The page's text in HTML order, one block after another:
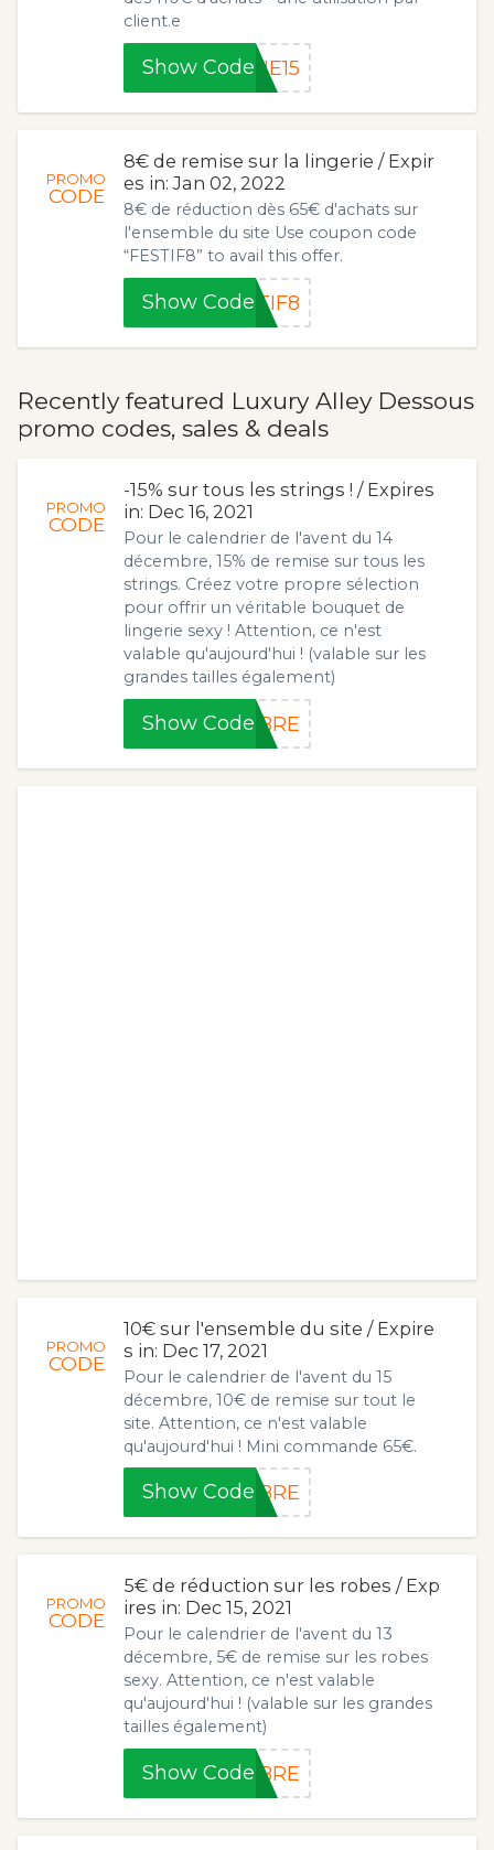
client.e
Show Code NE15
PROMO
CODE
8€ de remise sur la lingerie / Expir
es in: Jan 02, 2022
8€ de réduction dès 65€ d'achats sur
l'ensemble du site Use coupon code
“FESTIF8” to avail this offer.
Show Code TIF8
Recently featured Luxury Alley Dessous
promo codes, sales & deals
PROMO
CODE
-15% sur tous les strings ! / Expires
in: Dec 16, 2021
Pour le calendrier de l'avent du 14
décembre, 15% de remise sur tous les
strings. Créez votre propre sélection
pour offrir un véritable bouquet de
lingerie sexy ! Attention, ce n'est
valable qu'aujourd'hui ! (valable sur les
grandes tailles également)
Show CodeMBRE
PROMO
CODE
10€ sur l'ensemble du site / Expire
s in: Dec 17, 2021
Pour le calendrier de l'avent du 15
décembre, 10€ de remise sur tout le
site. Attention, ce n'est valable
qu'aujourd'hui ! Mini commande 65€.
Show CodeMBRE
PROMO
CODE
5€ de réduction sur les robes / Exp
ires in: Dec 15, 2021
Pour le calendrier de l'avent du 13
décembre, 5€ de remise sur les robes
sexy. Attention, ce n'est valable
qu'aujourd'hui ! (valable sur les grandes
tailles également)
Show CodeMBRE